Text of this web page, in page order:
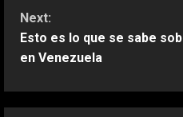
n
t
i
Next:
Esto es lo que se sabe
en Venezuela